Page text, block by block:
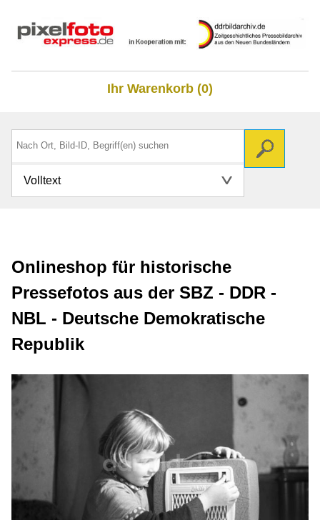
Ihr Warenkorb (0)
Volltext
Onlineshop für historische
Pressefotos aus der SBZ - DDR -
NBL - Deutsche Demokratische
Republik